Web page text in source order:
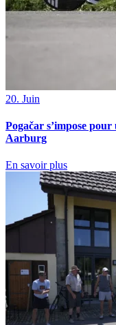
20. Juin
Pogačar s’impose
Aarburg
En savoir plus